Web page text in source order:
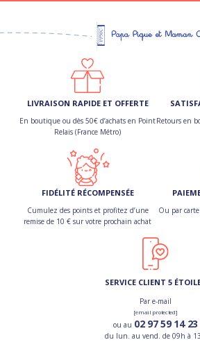
LIVRAISON RAPIDE ET OFFERTE
En boutique ou dès 50€ d’achats en Point
Relais (France Métro)
Retours en
FIDÉLITÉ RÉCOMPENSÉE
Cumulez des points et profitez d’une
remise de 10 € sur votre prochain achat
Ou par
SERVICE CLIENT 5
Par e-mail
[email protected]
ou au 02 97 59 14 23
du lun. au vend. de 09h à